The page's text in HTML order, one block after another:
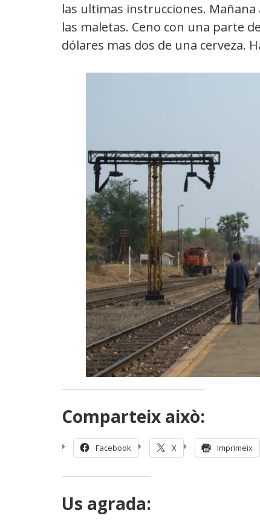
las ultimas instrucciones.
las maletas. Ceno con una parte
dólares mas dos de una cerveza.
Comparteix això:
Facebook X Imprimeix
Us agrada: